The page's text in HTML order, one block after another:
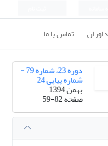
داوران تماس با ما
دوره 23، شماره 79 -
شماره پیاپی 24
بهمن 1394
صفحه59-82